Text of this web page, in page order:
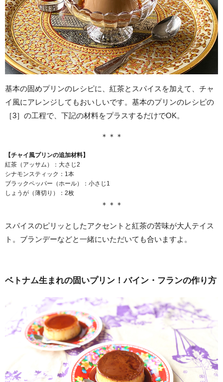
基本の固めプリンのレシピに、紅茶とスパイスを加えて、チャ
イ風にアレンジしてもおいしいです。基本のプリンのレシピの
［3］の工程で、下記の材料をプラスするだけでOK。
＊＊＊
【チャイ風プリンの追加材料】
紅茶（アッサム）：大さじ2
シナモンスティック：1本
ブラックペッパー（ホール）：小さじ1
しょうが（薄切り）：2枚
＊＊＊
スパイスのピリッとしたアクセントと紅茶の苦味が大人テイス
ト。ブランデーなどと一緒にいただいても合いますよ。
ベトナム生まれの固いプリン！バイン・フランの作り方